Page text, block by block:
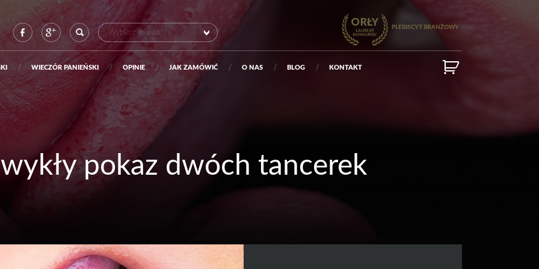
Szukaj: Wybierz miasto
WIECZÓR PANIEŃSKI OPINIE JAK ZAMÓWIĆ O NAS BLOG KONTAKT
pokaz dwóch tancerek